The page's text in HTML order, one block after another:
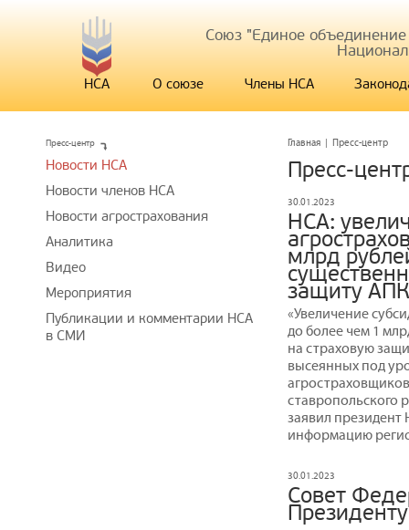
Союз "Единое
НСА О союзе Члены НСА
Главная | Пресс-центр
Пресс-
30.01.2023
НСА:
млрд
защиту АПК
«Увеличение
до более чем 1
на страховую
высеянных под
ставропольского
заявил
информацию
30.01.2023
Совет
Пресс-центр
Новости НСА
Новости членов НСА
Новости агрострахования
Аналитика
Видео
Мероприятия
Публикации и комментарии НСА
в СМИ